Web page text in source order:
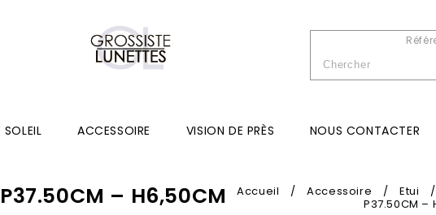
SOLEIL ACCESSOIRE VISION DE PRÈS NOUS CONTACTER
P37.50CM – H6,50CM Accueil / Accessoire / Etui /
P37.50CM –